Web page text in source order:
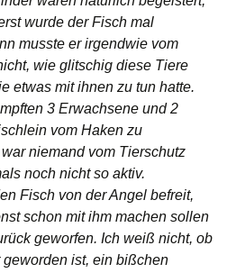
wurde der Fisch mal
musste er irgendwie vom
wie glitschig diese Tiere
etwas mit ihnen zu tun hatte.
3 Erwachsene und 2
vom Haken zu
niemand vom Tierschutz
noch nicht so aktiv.
Fisch von der Angel befreit,
schon mit ihm machen sollen
geworfen. Ich weiß nicht, ob
ist, ein bißchen